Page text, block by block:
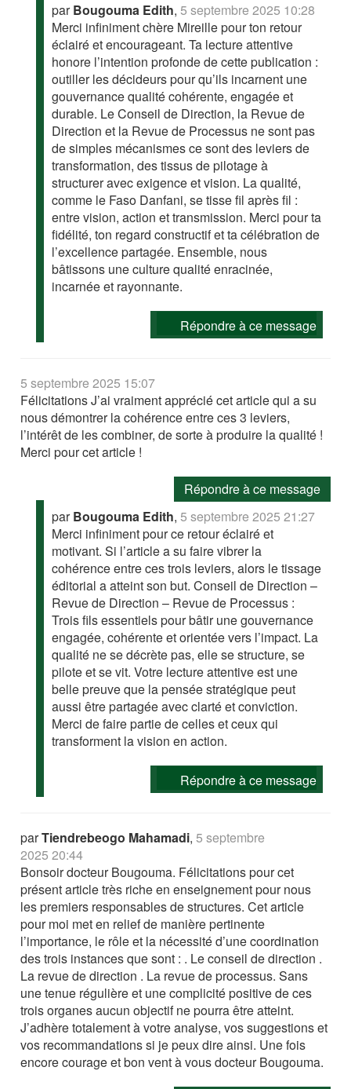
parBougouma Edith,5 septembre 2025 10:28
Merci infiniment chère Mireille pour ton retour
éclairé et encourageant. Ta lecture attentive
honore l’intention profonde de cette publication :
outiller les décideurs pour qu’ils incarnent une
gouvernance qualité cohérente, engagée et
durable. Le Conseil de Direction, la Revue de
Direction et la Revue de Processus ne sont pas
de simples mécanismes ce sont des leviers de
transformation, des tissus de pilotage à
structurer avec exigence et vision. La qualité,
comme le Faso Danfani, se tisse fil après fil :
entre vision, action et transmission. Merci pour ta
fidélité, ton regard constructif et ta célébration de
l’excellence partagée. Ensemble, nous
bâtissons une culture qualité enracinée,
incarnée et rayonnante.
Répondre à ce message
5 septembre 2025 15:07
Félicitations J’ai vraiment apprécié cet article qui a su
nous démontrer la cohérence entre ces 3 leviers,
l’intérêt de les combiner, de sorte à produire la qualité !
Merci pour cet article !
Répondre à ce message
parBougouma Edith,5 septembre 2025 21:27
Merci infiniment pour ce retour éclairé et
motivant. Si l’article a su faire vibrer la
cohérence entre ces trois leviers, alors le tissage
éditorial a atteint son but. Conseil de Direction –
Revue de Direction – Revue de Processus :
Trois fils essentiels pour bâtir une gouvernance
engagée, cohérente et orientée vers l’impact. La
qualité ne se décrète pas, elle se structure, se
pilote et se vit. Votre lecture attentive est une
belle preuve que la pensée stratégique peut
aussi être partagée avec clarté et conviction.
Merci de faire partie de celles et ceux qui
transforment la vision en action.
Répondre à ce message
parTiendrebeogo Mahamadi,5 septembre
2025 20:44
Bonsoir docteur Bougouma. Félicitations pour cet
présent article très riche en enseignement pour nous
les premiers responsables de structures. Cet article
pour moi met en relief de manière pertinente
l’importance, le rôle et la nécessité d’une coordination
des trois instances que sont : . Le conseil de direction .
La revue de direction . La revue de processus. Sans
une tenue régulière et une complicité positive de ces
trois organes aucun objectif ne pourra être atteint.
J’adhère totalement à votre analyse, vos suggestions et
vos recommandations si je peux dire ainsi. Une fois
encore courage et bon vent à vous docteur Bougouma.